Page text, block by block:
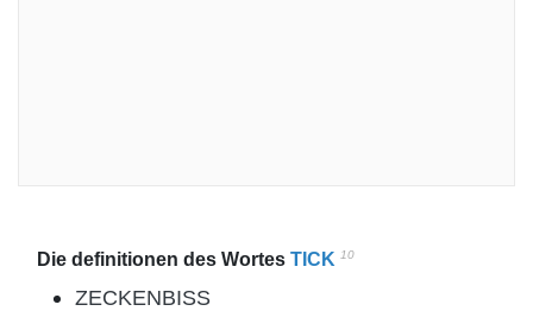
Die definitionen des Wortes TICK 10
ZECKENBISS